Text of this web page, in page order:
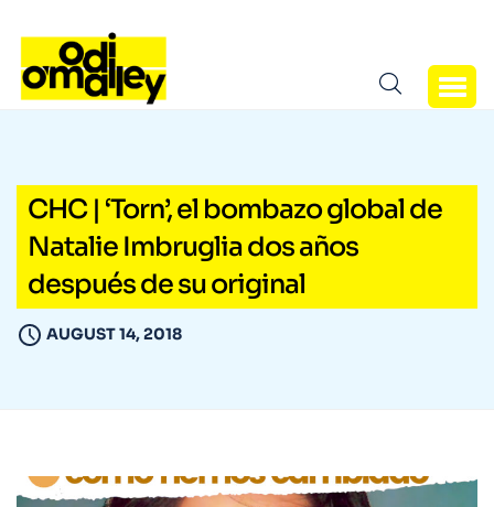
CHC | ‘Torn’, el bombazo global de
Natalie Imbruglia dos años
después de su original
AUGUST 14, 2018